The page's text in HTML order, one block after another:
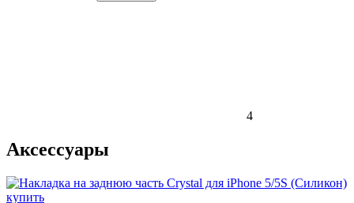
4
Аксессуары